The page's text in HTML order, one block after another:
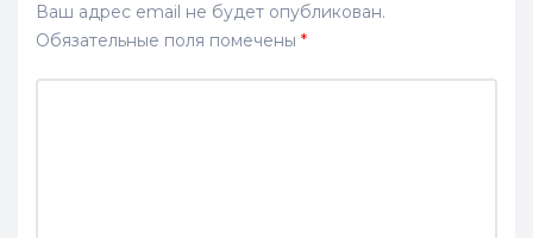
Ваш адрес email не будет опубликован.
Обязательные поля помечены *